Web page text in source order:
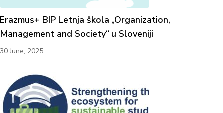
Erazmus+ BIP Letnja škola „Organization,
Management and Society“ u Sloveniji
30 June, 2025